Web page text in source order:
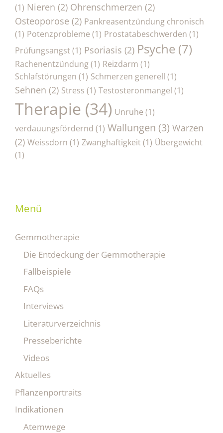
(1) Nieren (2) Ohrenschmerzen (2)
Osteoporose (2) Pankreasentzündung chronisch
(1) Potenzprobleme (1) Prostatabeschwerden (1)
Prüfungsangst(1) Psoriasis (2) Psyche (7)
Rachenentzündung(1) Reizdarm (1)
Schlafstörungen (1) Schmerzen generell (1)
Sehnen (2) Stress (1) Testosteronmangel (1)
Therapie (34) Unruhe (1)
verdauungsfördernd (1) Wallungen (3) Warzen
(2) Weissdorn (1) Zwanghaftigkeit(1) Übergewicht
(1)
Menü
Gemmotherapie
Die Entdeckung der Gemmotherapie
Fallbeispiele
FAQs
Interviews
Literaturverzeichnis
Presseberichte
Videos
Aktuelles
Pflanzenportraits
Indikationen
Atemwege